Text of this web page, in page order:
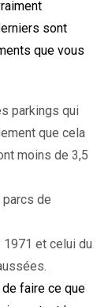
sont
que vous
parkings qui
que cela
moins de 3,5
de
1971 et celui du
de faire ce que